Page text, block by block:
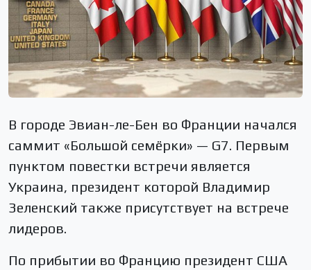
В городе Эвиан-ле-Бен во Франции начался
саммит «Большой семёрки» — G7. Первым
пунктом повестки встречи является
Украина, президент которой Владимир
Зеленский также присутствует на встрече
лидеров.
По прибытии во Францию президент США